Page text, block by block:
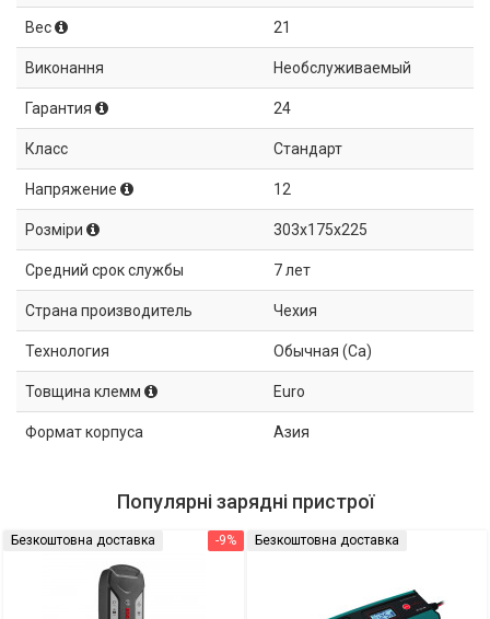
Вес 21
Виконання Необслуживаемый
Гарантия 24
Класс Стандарт
Напряжение 12
Розміри 303x175x225
Средний срок службы 7 лет
Страна производитель Чехия
Технология Обычная (Ca)
Товщина клемм Euro
Формат корпуса Азия
Популярні зарядні пристрої
-9%
Безкоштовна доставка Безкоштовна доставка